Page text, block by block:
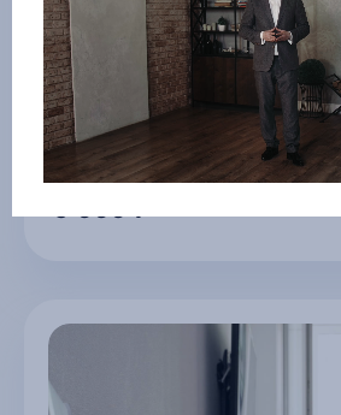
Уютная студия в районе Баляева
г Владивосток
6 000 ₽